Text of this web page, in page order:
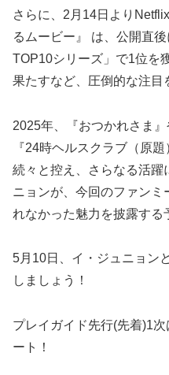
さらに、2月14日より
るムービー』 は、公開直
TOP10シリーズ」で1位を
果たすなど、圧倒的な注目
2025年、『おつかれさま
『24時ヘルスクラブ（原
続々と控え、さらなる活躍
ニョンが、今回のファンミ
れなかった魅力を披露する
5月10日、イ・ジュニョン
しましょう！
プレイガイド先行(先着)1
ート！